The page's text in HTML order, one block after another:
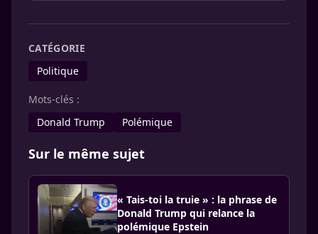
CATÉGORIE
Politique
Mots-clés :
Donald Trump
Polémique
Sur le même sujet
« Tais-toi la truie » : la phrase de
Donald Trump qui relance la
polémique Epstein